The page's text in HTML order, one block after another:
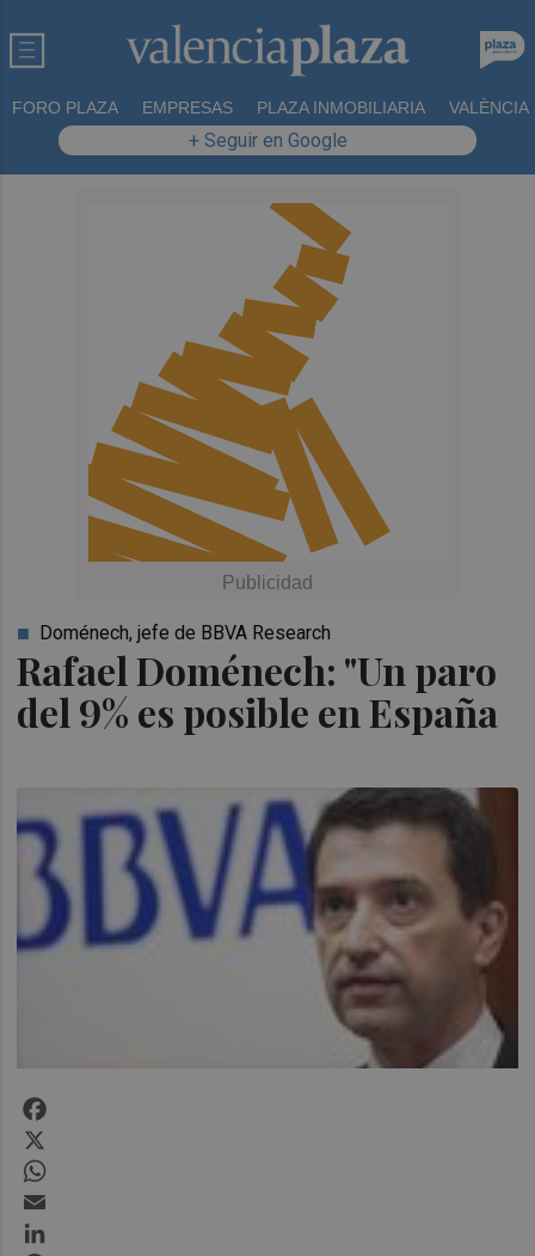
FORO PLAZA EMPRESAS PLAZA INMOBILIARIA VALÈNCIA
+ Seguir en Google
Rafael Doménech: "Un paro
del 9% es posible en España
Doménech, jefe de BBVA Research